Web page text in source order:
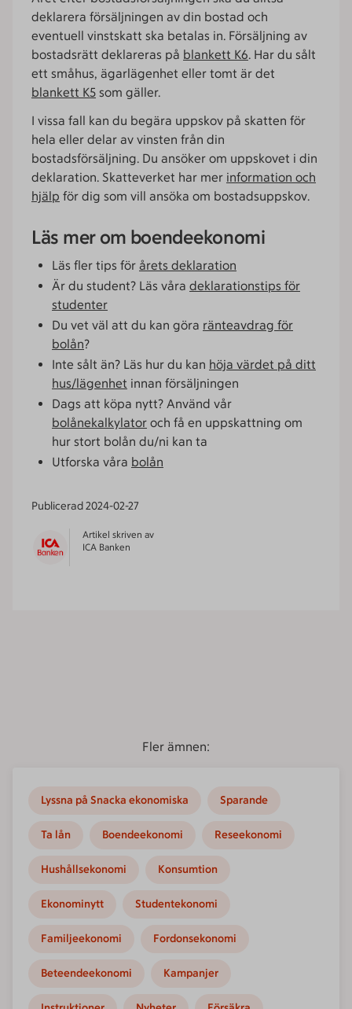
deklarera försäljningen av din bostad och
eventuell vinstskatt ska betalas in. Försäljning av
bostadsrätt deklareras på blankett K6. Har du sålt
ett småhus, ägarlägenhet eller tomt är det
blankett K5 som gäller.
I vissa fall kan du begära uppskov på skatten för
hela eller delar av vinsten från din
bostadsförsäljning. Du ansöker om uppskovet i din
deklaration. Skatteverket har mer information och
hjälp för dig som vill ansöka om bostadsuppskov.
Läs mer om boendeekonomi
Läs fler tips för årets deklaration
Är du student? Läs våra deklarationstips för
studenter
Du vet väl att du kan göra ränteavdrag för
bolån?
Inte sålt än? Läs hur du kan höja värdet på ditt
hus/lägenhet innan försäljningen
Dags att köpa nytt? Använd vår
bolånekalkylator och få en uppskattning om
hur stort bolån du/ni kan ta
Utforska våra bolån
Publicerad2024-02-27
Artikel skriven av
ICA Banken
Fler ämnen:
Lyssna på Snacka ekonomiska Sparande
Ta lån Boendeekonomi Reseekonomi
Hushållsekonomi Konsumtion
Ekonominytt Studentekonomi
Familjeekonomi Fordonsekonomi
Beteendeekonomi Kampanjer